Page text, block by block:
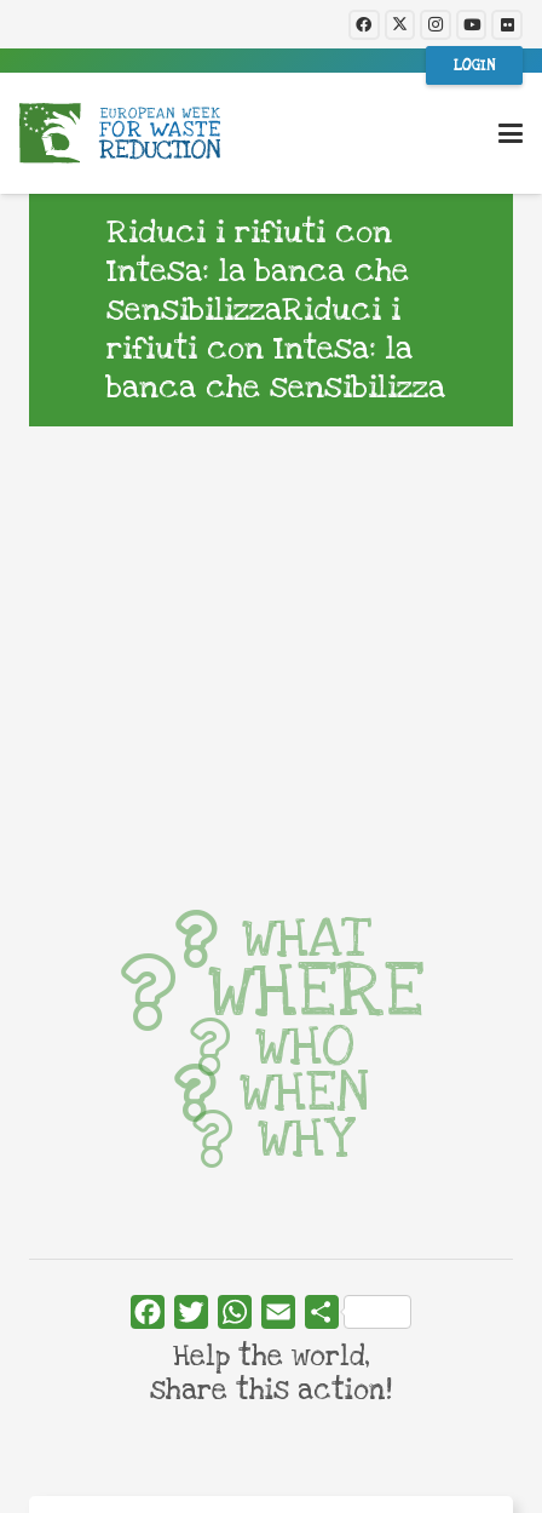
LOGIN
Riduci i rifiuti con
Intesa: la banca che
sensibilizzaRiduci i
rifiuti con Intesa: la
banca che sensibilizza
WHAT
WHERE
WHO
WHEN
WHY
FacebookTwitterWhatsApp
Email Share
Help the world,
share this action!